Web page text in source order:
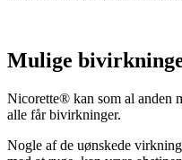
Mulige
Nicorette® kan som al anden
alle får bivirkninger.
Nogle af de uønskede